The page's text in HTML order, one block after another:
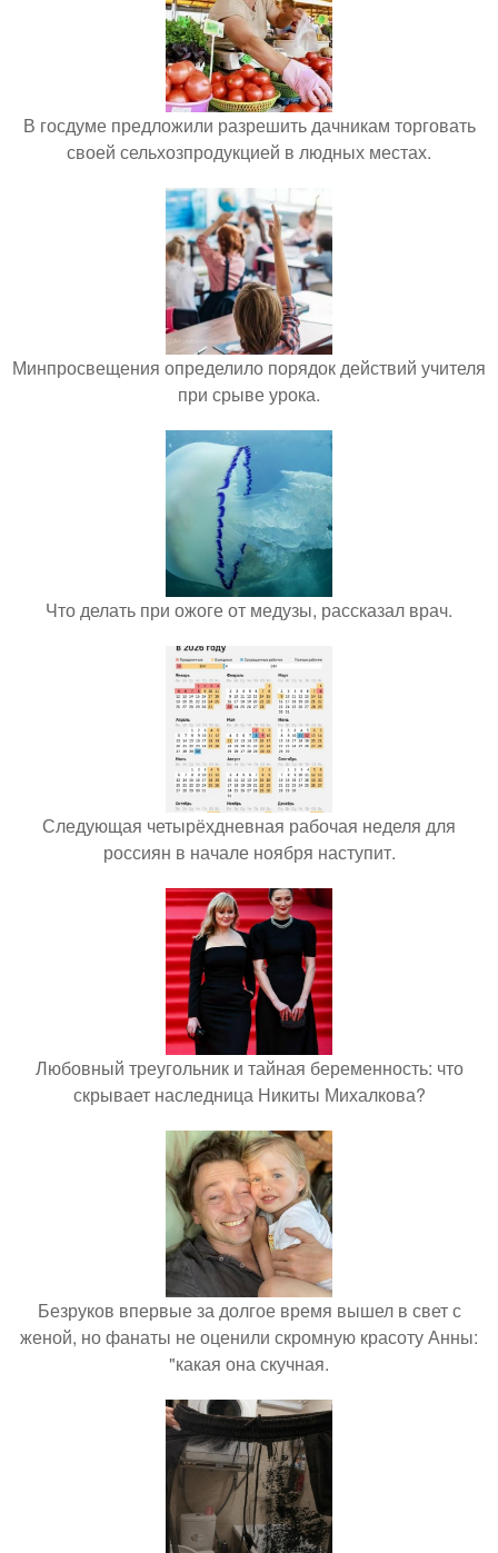
В госдуме предложили разрешить дачникам торговать
своей сельхозпродукцией в людных местах.
Минпросвещения определило порядок действий учителя
при срыве урока.
Что делать при ожоге от медузы, рассказал врач.
Следующая четырёхдневная рабочая неделя для
россиян в начале ноября наступит.
Любовный треугольник и тайная беременность: что
скрывает наследница Никиты Михалкова?
Безруков впервые за долгое время вышел в свет с
женой, но фанаты не оценили скромную красоту Анны:
"какая она скучная.